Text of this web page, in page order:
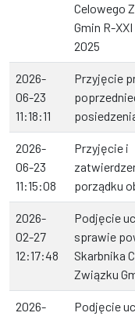
Celowego
Gmin R-
2025
2026-
06-23
11:18:11
Przyjęcie
2026-
06-23
11:15:08
Przyjęcie i
porządku
2026-
02-27
12:17:48
Podjęcie
sprawie
Skarbnika
Związku
2026-
Podjęcie